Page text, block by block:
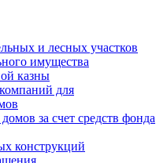
и лесных участков
имущества
казны
для
за счет средств фонда
конструкций